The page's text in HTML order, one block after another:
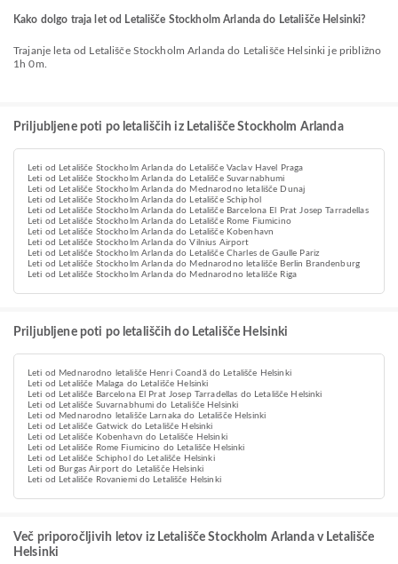
Kako dolgo traja let od Letališče Stockholm Arlanda do Letališče Helsinki?
Trajanje leta od Letališče Stockholm Arlanda do Letališče Helsinki je približno
1h 0m.
Priljubljene poti po letališčih iz Letališče Stockholm Arlanda
Leti od Letališče Stockholm Arlanda do Letališče Vaclav Havel Praga
Leti od Letališče Stockholm Arlanda do Letališče Suvarnabhumi
Leti od Letališče Stockholm Arlanda do Mednarodno letališče Dunaj
Leti od Letališče Stockholm Arlanda do Letališče Schiphol
Leti od Letališče Stockholm Arlanda do Letališče Barcelona El Prat Josep Tarradellas
Leti od Letališče Stockholm Arlanda do Letališče Rome Fiumicino
Leti od Letališče Stockholm Arlanda do Letališče Kobenhavn
Leti od Letališče Stockholm Arlanda do Vilnius Airport
Leti od Letališče Stockholm Arlanda do Letališče Charles de Gaulle Pariz
Leti od Letališče Stockholm Arlanda do Mednarodno letališče Berlin Brandenburg
Leti od Letališče Stockholm Arlanda do Mednarodno letališče Riga
Priljubljene poti po letališčih do Letališče Helsinki
Leti od Mednarodno letališče Henri Coandă do Letališče Helsinki
Leti od Letališče Malaga do Letališče Helsinki
Leti od Letališče Barcelona El Prat Josep Tarradellas do Letališče Helsinki
Leti od Letališče Suvarnabhumi do Letališče Helsinki
Leti od Mednarodno letališče Larnaka do Letališče Helsinki
Leti od Letališče Gatwick do Letališče Helsinki
Leti od Letališče Kobenhavn do Letališče Helsinki
Leti od Letališče Rome Fiumicino do Letališče Helsinki
Leti od Letališče Schiphol do Letališče Helsinki
Leti od Burgas Airport do Letališče Helsinki
Leti od Letališče Rovaniemi do Letališče Helsinki
Več priporočljivih letov iz Letališče Stockholm Arlanda v Letališče
Helsinki